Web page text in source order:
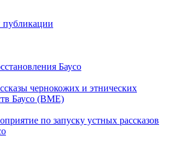
публикации
Баусо
чернокожих и этнических
Баусо (BME)
по запуску устных рассказов